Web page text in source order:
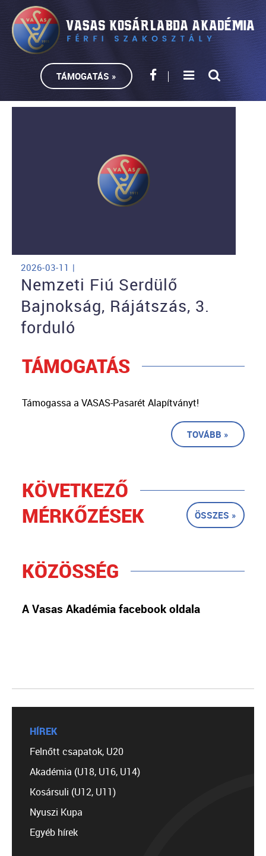
TÁMOGATÁS »
2026-03-11 |
Nemzeti Fiú Serdülő
Bajnokság, Rájátszás, 3.
forduló
TÁMOGATÁS
Támogassa a VASAS-Pasarét Alapítványt!
TOVÁBB »
KÖVETKEZŐ
MÉRKŐZÉSEK
ÖSSZES »
KÖZÖSSÉG
A Vasas Akadémia facebook oldala
HÍREK
Felnőtt csapatok, U20
Akadémia (U18, U16, U14)
Kosársuli (U12, U11)
Nyuszi Kupa
Egyéb hírek